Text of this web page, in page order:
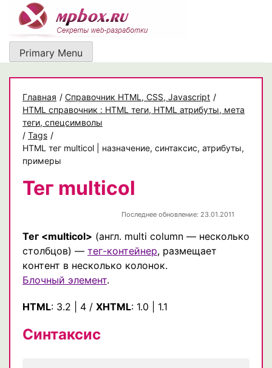
content
Primary Menu
Главная / Cправочник HTML, CSS, Javascript /
HTML справочник : HTML теги, HTML атрибуты, мета
теги, спецсимволы
/ Tags /
HTML тег multicol | назначение, синтаксис, атрибуты,
примеры
Тег multicol
Последнее обновление: 23.01.2011
Тег <multicol> (англ. multi column — несколько
столбцов) — тег-контейнер, размещает
контент в несколько колонок.
Блочный элемент.
HTML: 3.2 4 / XHTML: 1.0 1.1
Синтаксис